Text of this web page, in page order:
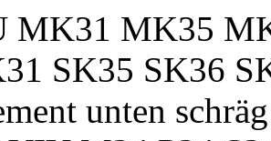
MK31 MK35
SK35 SK36
unten